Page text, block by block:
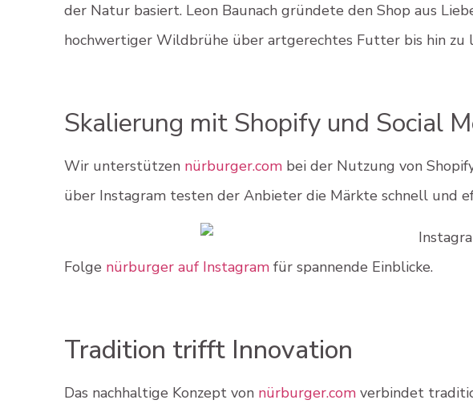
der Natur basiert. Leon Baunach gründete den Shop aus
hochwertiger Wildbrühe über artgerechtes Futter bis hin zu
Skalierung mit Shopify und Social
Wir unterstützen nürburger.com bei der Nutzung von
über Instagram testen der Anbieter die Märkte schnell und
Folge nürburger auf Instagram für spannende Einblicke.
Tradition trifft Innovation
Das nachhaltige Konzept von nürburger.com verbindet